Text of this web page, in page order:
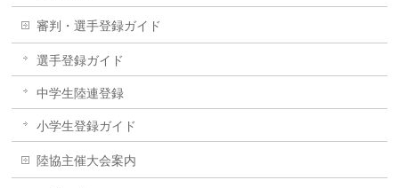
審判・選手登録ガイド
選手登録ガイド
中学生陸連登録
小学生登録ガイド
陸協主催大会案内